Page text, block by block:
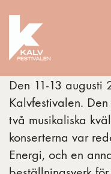
Den 11-13
Kalvfestivalen.
två musikaliska
konserterna var
Energi, och en